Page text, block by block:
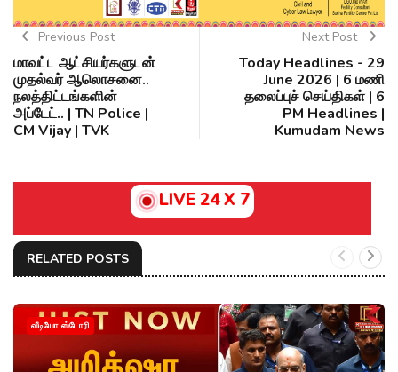
Previous Post
மாவட்ட ஆட்சியர்களுடன்
முதல்வர் ஆலொசனை..
நலத்திட்டங்களின்
அப்டேட்.. | TN Police |
CM Vijay | TVK
Next Post
Today Headlines - 29
June 2026 | 6 மணி
தலைப்புச் செய்திகள் | 6
PM Headlines |
Kumudam News
LIVE 24 X 7
RELATED POSTS
வீடியோ ஸ்டோரி